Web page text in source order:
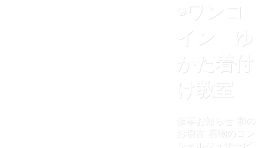
◉ワンコ
イン ゆ
かた着付
け教室
催事お知らせ
和の
お稽古
着物のコン
シェルジュサービ